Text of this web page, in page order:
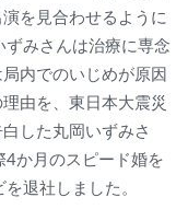
を見合わせるように
みさんは治療に専念
内でのいじめが原因
由を、東日本大震災
した丸岡いずみさ
か月のスピード婚を
退社しました。